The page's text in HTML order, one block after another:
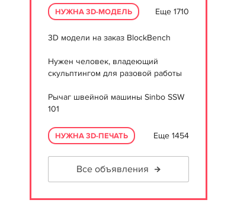
НУЖНА 3D-МОДЕЛЬ Еще 1710
3D модели на заказ BlockBench
Нужен человек, владеющий
скульптингом для разовой работы
Рычаг швейной машины Sinbo SSW
101
НУЖНА 3D-ПЕЧАТЬ Еще 1454
Все объявления